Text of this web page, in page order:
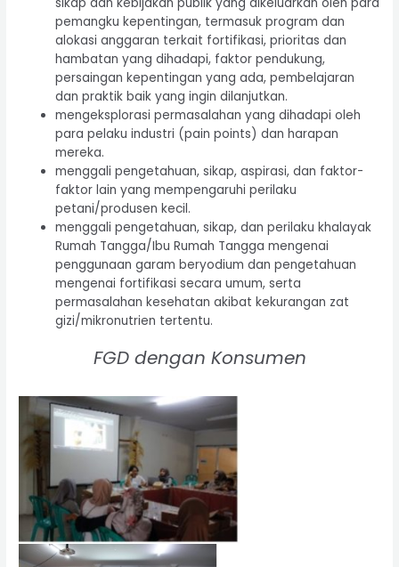
pemangku kepentingan, termasuk program dan
alokasi anggaran terkait fortifikasi, prioritas dan
hambatan yang dihadapi, faktor pendukung,
persaingan kepentingan yang ada, pembelajaran
dan praktik baik yang ingin dilanjutkan.
mengeksplorasi permasalahan yang dihadapi oleh
para pelaku industri (pain points) dan harapan
mereka.
menggali pengetahuan, sikap, aspirasi, dan faktor-
faktor lain yang mempengaruhi perilaku
petani/produsen kecil.
menggali pengetahuan, sikap, dan perilaku khalayak
Rumah Tangga/Ibu Rumah Tangga mengenai
penggunaan garam beryodium dan pengetahuan
mengenai fortifikasi secara umum, serta
permasalahan kesehatan akibat kekurangan zat
gizi/mikronutrien tertentu.
FGD dengan Konsumen